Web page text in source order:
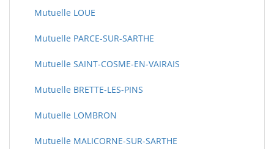
Mutuelle LOUE
Mutuelle PARCE-SUR-SARTHE
Mutuelle SAINT-COSME-EN-VAIRAIS
Mutuelle BRETTE-LES-PINS
Mutuelle LOMBRON
Mutuelle MALICORNE-SUR-SARTHE